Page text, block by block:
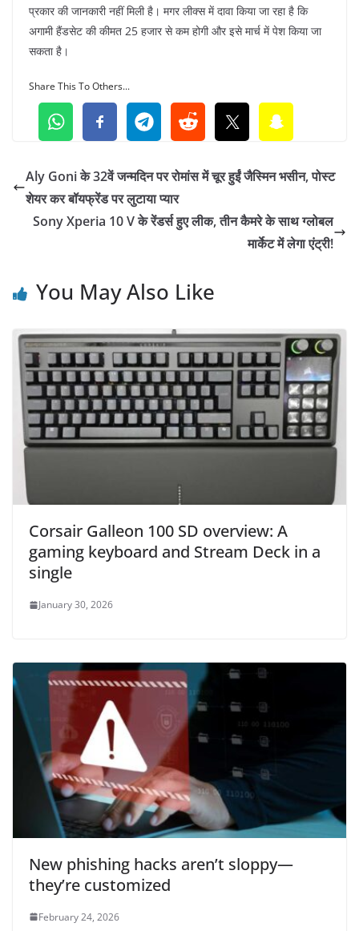
प्रकार की जानकारी नहीं मिली है। मगर लीक्स में दावा किया जा रहा है कि
अगामी हैंडसेट की कीमत 25 हजार से कम होगी और इसे मार्च में पेश किया जा
सकता है।
Share This To Others...
Aly Goni के 32वें जन्मदिन पर रोमांस में चूर हुईं जैस्मिन भसीन, पोस्ट
शेयर कर बॉयफ्रेंड पर लुटाया प्यार
Sony Xperia 10 V के रेंडर्स हुए लीक, तीन कैमरे के साथ ग्लोबल
मार्केट में लेगा एंट्री!
You May Also Like
Corsair Galleon 100 SD overview: A
gaming keyboard and Stream Deck in a
single
January 30, 2026
New phishing hacks aren’t sloppy—
they’re customized
February 24, 2026